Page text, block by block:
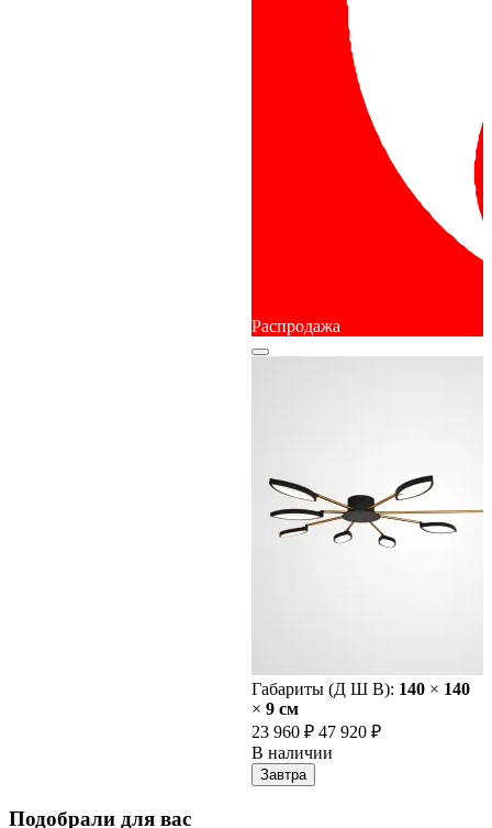
Распродажа
Габариты (Д Ш В): 140 × 140
× 9 cм
23 960 ₽ 47 920 ₽
В наличии
Завтра
Подобрали для вас